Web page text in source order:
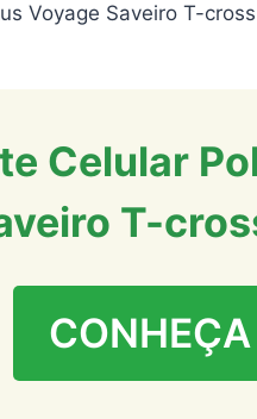
Voyage Saveiro T-
Celular
T-